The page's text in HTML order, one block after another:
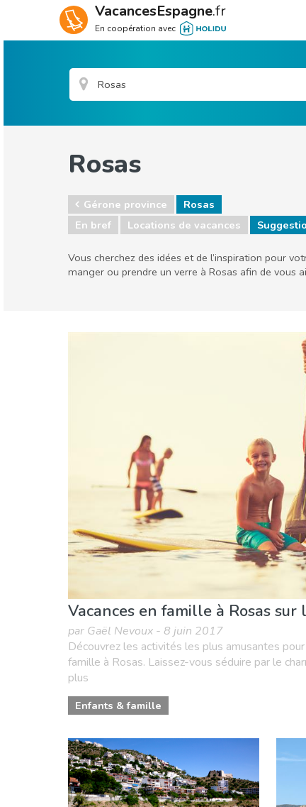
VacancesEspagne.fr
En coopération avec
Rosas
Gérone province
Rosas
En bref
Locations de vacances
Vous cherchez des idées et de l’inspiration pour
manger ou prendre un verre à Rosas afin de vous
Nature
Vacances en famille à Rosas sur
par Gaël Nevoux - 8 juin 2017
Découvrez les activités les plus amusantes
famille à Rosas. Laissez-vous séduire par le
plus
Enfants & famille